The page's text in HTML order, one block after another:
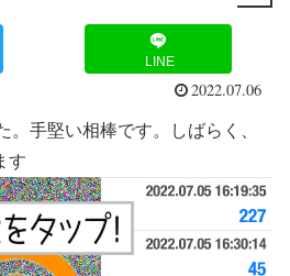
LINE
2022.07.06
。手堅い相棒です。しばらく、
す